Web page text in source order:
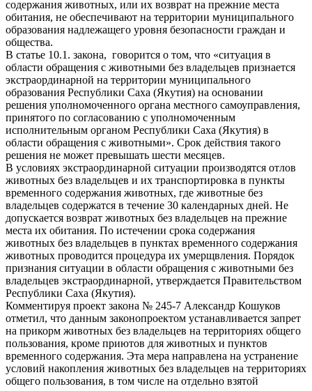
содержания животных, или их возврат на прежние места
обитания, не обеспечивают на территории муниципального
образования надлежащего уровня безопасности граждан и
общества.
В статье 10.1. закона, говорится о том, что «ситуация в
области обращения с животными без владельцев признается
экстраординарной на территории муниципального
образования Республики Саха (Якутия) на основании
решения уполномоченного органа местного самоуправления,
принятого по согласованию с уполномоченным
исполнительным органом Республики Саха (Якутия) в
области обращения с животными». Срок действия такого
решения не может превышать шести месяцев.
В условиях экстраординарной ситуации производятся отлов
животных без владельцев и их транспортировка в пункты
временного содержания животных, где животные без
владельцев содержатся в течение 30 календарных дней. Не
допускается возврат животных без владельцев на прежние
места их обитания. По истечении срока содержания
животных без владельцев в пунктах временного содержания
животных проводится процедура их умерщвления. Порядок
признания ситуации в области обращения с животными без
владельцев экстраординарной, утверждается Правительством
Республики Саха (Якутия).
Комментируя проект закона № 245-7 Александр Кошуков
отметил, что данным законопроектом устанавливается запрет
на прикорм животных без владельцев на территориях общего
пользования, кроме приютов для животных и пунктов
временного содержания. Эта мера направлена на устранение
условий накопления животных без владельцев на территориях
общего пользования, в том числе на отдельно взятой